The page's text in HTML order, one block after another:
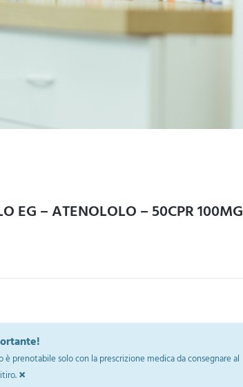
EG – ATENOLOLO – 50CPR 100MG
è prenotabile solo con la prescrizione medica da consegnare al
×